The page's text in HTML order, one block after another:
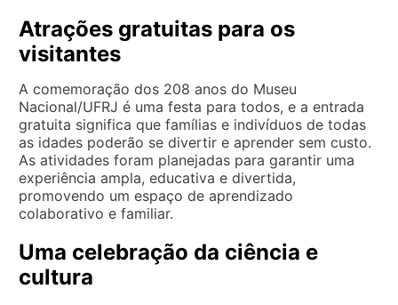
Atrações gratuitas para os
visitantes
A comemoração dos 208 anos do Museu
Nacional/UFRJ é uma festa para todos, e a entrada
gratuita significa que famílias e indivíduos de todas
as idades poderão se divertir e aprender sem custo.
As atividades foram planejadas para garantir uma
experiência ampla, educativa e divertida,
promovendo um espaço de aprendizado
colaborativo e familiar.
Uma celebração da ciência e
cultura